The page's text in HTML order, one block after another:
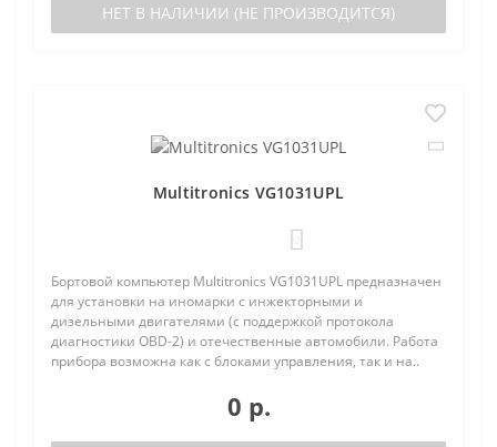
НЕТ В НАЛИЧИИ (НЕ ПРОИЗВОДИТСЯ)
Multitronics VG1031UPL
Бортовой компьютер Multitronics VG1031UPL предназначен
для установки на иномарки с инжекторными и
дизельными двигателями (с поддержкой протокола
диагностики OBD-2) и отечественные автомобили. Работа
прибора возможна как с блоками управления, так и на..
0 р.